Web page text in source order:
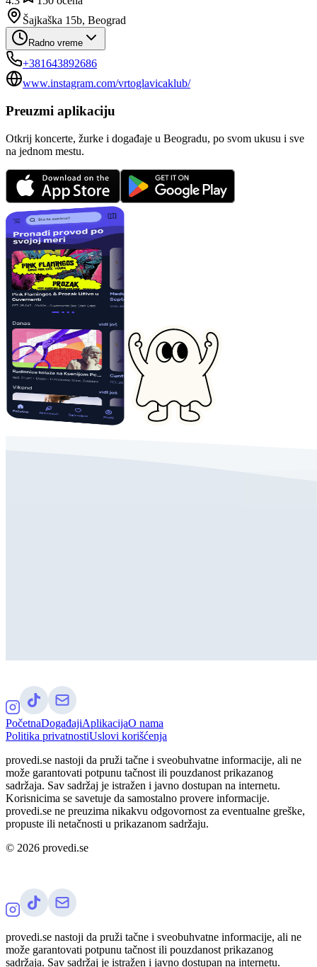
Šajkaška 15b, Beograd
Radno vreme
+381643892686
www.instagram.com/vrtoglavicaklub/
Preuzmi aplikaciju
Otkrij koncerte, žurke i događaje u Beogradu, po svom ukusu i sve
na jednom mestu.
PočetnaDogađajiAplikacijaO nama
Politika privatnostiUslovi korišćenja
provedi.se nastoji da pruži tačne i sveobuhvatne informacije, ali ne
može garantovati potpunu tačnost ili pouzdanost prikazanog
sadržaja. Sav sadržaj je istražen i javno dostupan na internetu.
Korisnicima se savetuje da samostalno provere informacije.
provedi.se ne preuzima nikakvu odgovornost za eventualne greške,
propuste ili netačnosti u prikazanom sadržaju.
© 2026 provedi.se
provedi.se nastoji da pruži tačne i sveobuhvatne informacije, ali ne
može garantovati potpunu tačnost ili pouzdanost prikazanog
sadržaja. Sav sadržaj je istražen i javno dostupan na internetu.